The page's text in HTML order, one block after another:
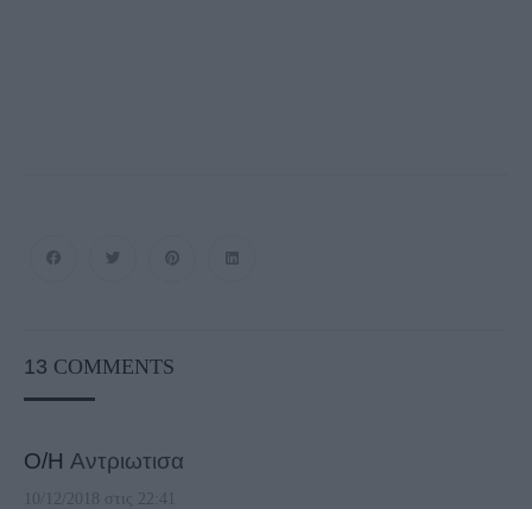
13 COMMENTS
Ο/Η Αντριωτισα
10/12/2018 στις 22:41